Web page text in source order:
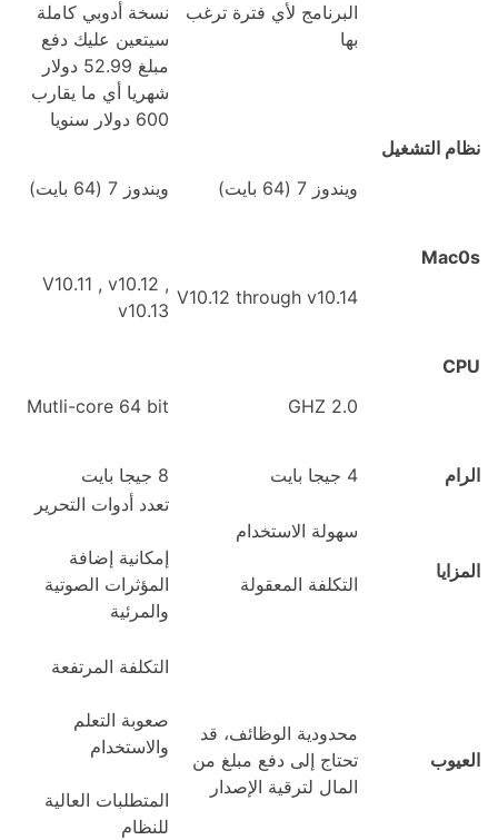
البرنامج لأي فترة ترغب
بها
نسخة أدوبي كاملة
سيتعين عليك دفع
مبلغ 52.99 دولار
شهريا أي ما يقارب
600 دولار سنويا
نظام التشغيل
ويندوز 7 (64 بايت)
ويندوز 7 (64 بايت)
Mac0s
V10.12 through v10.14
V10.11 , v10.12 ,
v10.13
CPU
2.0 GHZ
Mutli-core 64 bit
الرام 4 جيجا بايت 8 جيجا بايت
المزايا
سهولة الاستخدام
التكلفة المعقولة
تعدد أدوات التحرير
إمكانية إضافة
المؤثرات الصوتية
والمرئية
العيوب
محدودية الوظائف، قد
تحتاج إلى دفع مبلغ من
المال لترقية الإصدار
التكلفة المرتفعة
صعوبة التعلم
والاستخدام
المتطلبات العالية
للنظام